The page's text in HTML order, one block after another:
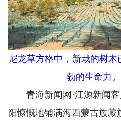
尼龙草方格中，新栽的树
勃的生命力
青海新闻网·江源新闻客
阳慷慨地铺满海西蒙古族